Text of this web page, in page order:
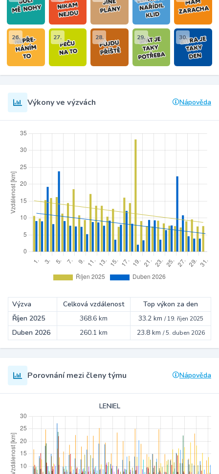
26. 27. 28. 29. 30.
Výkony ve výzvách Nápověda
Výzva Celková vzdálenost
Top výkon za den
Říjen 2025
368.6 km 33.2 km /19. říjen 2025
Duben 2026 260.1 km 23.8 km /5. duben 2026
Porovnání mezi členy týmu Nápověda
LENIEL